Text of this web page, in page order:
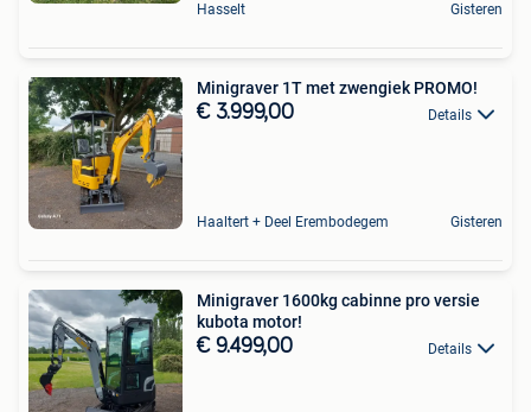
Hasselt Gisteren
Minigraver 1T met zwengiek PROMO!
€ 3.999,00 Details
Haaltert + Deel Erembodegem Gisteren
Minigraver 1600kg cabinne pro versie
kubota motor!
€ 9.499,00 Details